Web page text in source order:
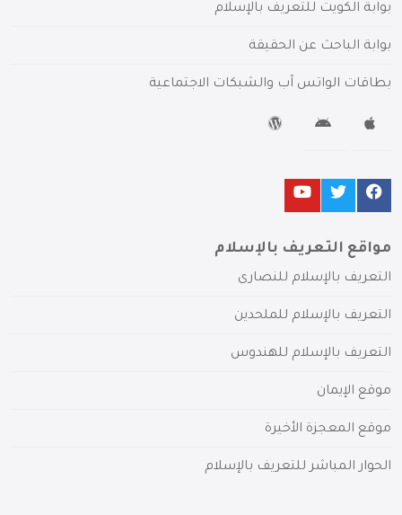
بوابة الكويت للتعريف بالإسلام
بوابة الباحث عن الحقيقة
بطاقات الواتس آب والشبكات الاجتماعية
مواقع التعريف بالإسلام
التعريف بالإسلام للنصارى
التعريف بالإسلام للملحدين
التعريف بالإسلام للهندوس
موقع الإيمان
موقع المعجزة الأخيرة
الحوار المباشر للتعريف بالإسلام